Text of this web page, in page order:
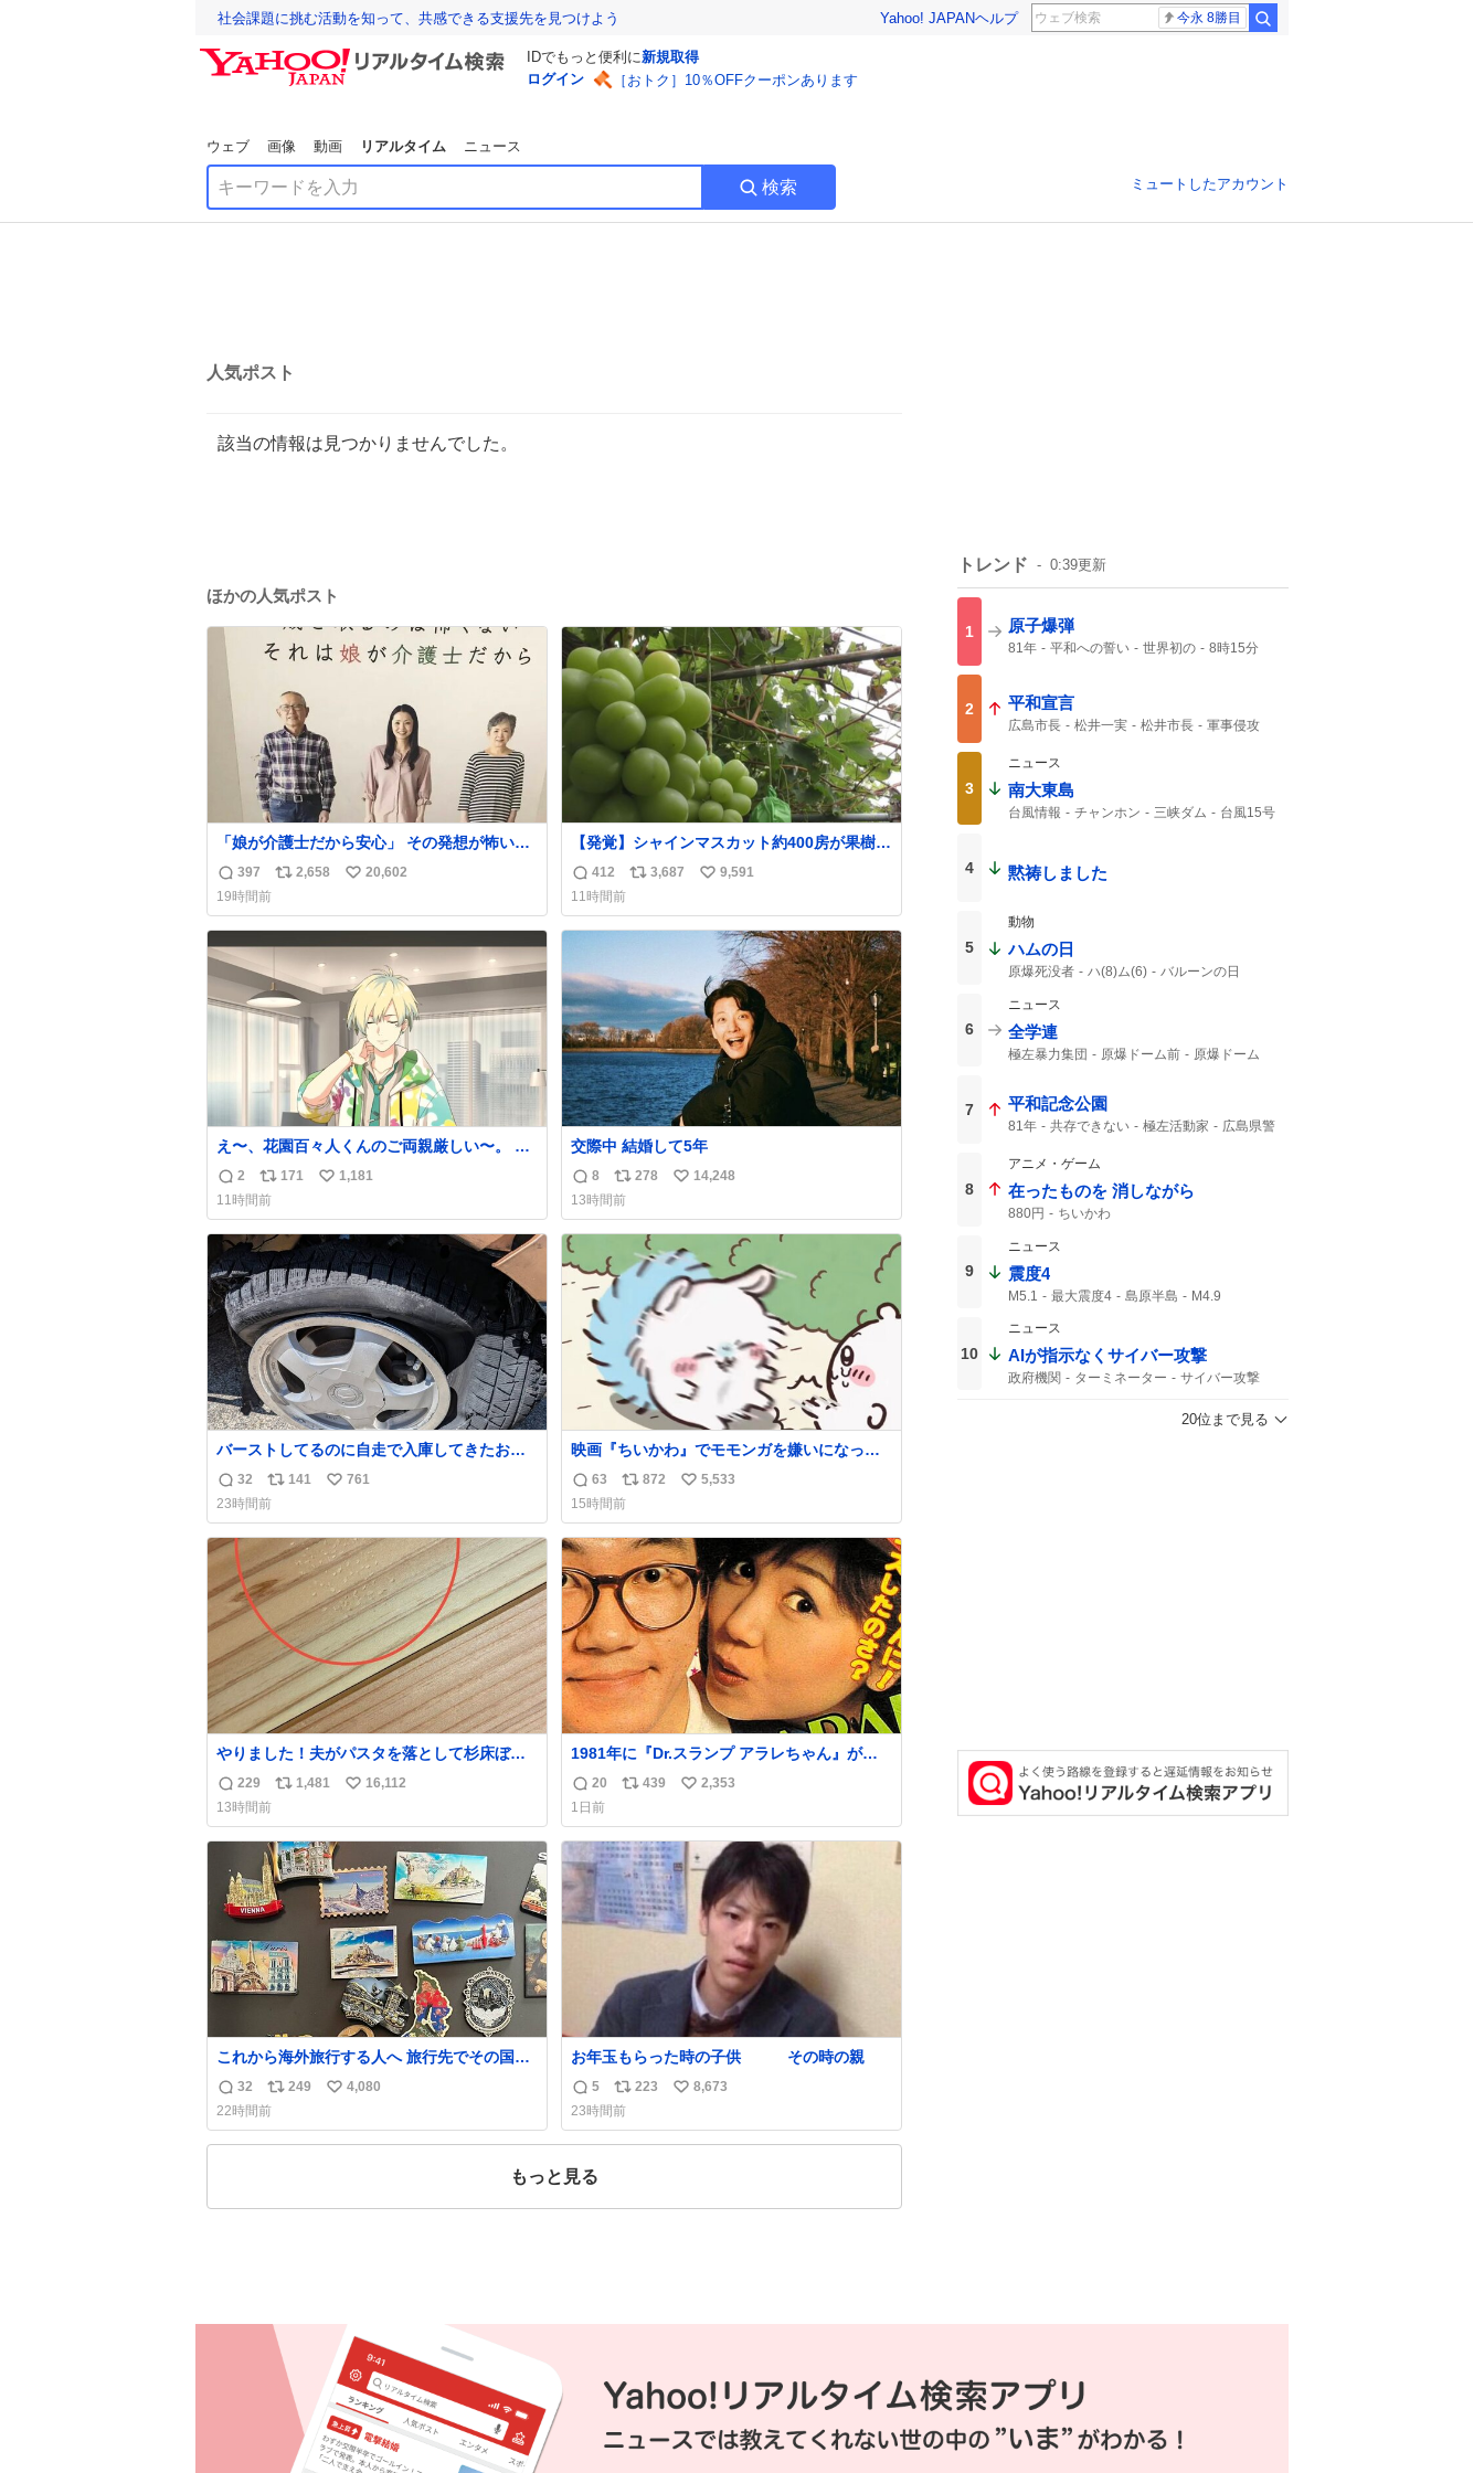
社会課題に挑む活動を知って、共感できる支援先を見つけよう Yahoo! JAPANヘルプ 今永 8勝目
IDでもっと便利に新規取得
ログイン
［おトク］10％OFFクーポンあります
ウェブ 画像 動画 リアルタイム ニュース
検索 ミュートしたアカウント
人気ポスト
該当の情報は見つかりませんでした。
ほかの人気ポスト
「娘が介護士だから安心」 その発想が怖い。
ちなみにこのポスターは、介護職の求人や転
職支援をしている会社のポスターらしい。
返
信
数
397
リ
ス
ト
数
2,658
い
ね
数
20,602
19時間前
【発覚】シャインマスカット約400房が果樹園
から盗まれる 栃木・佐野市
news.livedoor.com/article/detail… 被害に遭
った果樹園には防犯カメラなどはなく、シャ
インマスカットが盗まれた木には刃物などで
切られた跡が。市内で今年に入って同様の被
害は確認されておらず、警察はパトロールを
強化する。
返
信
数
412
リ
ス
3,687
い
ね
9,591
11時間前
え〜、花園百々人くんのご両親厳しい〜。 で
も9歳児の市原仁奈にここまで「構ってほし
い、構ってくれるの？」と寂しさを極限まで
煮詰めた台詞を何気ない日常会話で発言させ
てるご両親もだいぶ厳しいよ 双方弁護士を
雇わないか？
返
信
数
2
リ
ポ
ス
ト
数
171
い
ね
数
1,181
11時間前
交際中 結婚して5年
返
信
数
8
リ
ポ
ス
数
278
い
ね
数
14,248
13時間前
バーストしてるのに自走で入庫してきたお客
さん バーストしたならその場で動かないで助
け呼んで下さい😰 保険にロードサービス付い
てて金銭負担も無いんですから これで走る
と、壊さなくていい所まで壊しちゃいますか
ら 実際、外装ダメージ、ABSセンサ断線、ブ
レーキホースも傷入っちゃってます…
返
信
数
32
リ
ポ
ス
ト
数
141
い
ね
数
761
23時間前
映画『ちいかわ』でモモンガを嫌いになった
人へ それでも愛される理由と可能性 kai-
you.net/article/96186 『映画ちいかわ 人魚の
島のひみつ』を3回観て、原作も追っている筆
者が、モモンガの名誉回復を試みようとする
記事です。ちいかわ初心者向けです🖊
返
信
数
63
リ
ポ
ス
ト
数
872
い
ね
数
5,533
15時間前
やりました！夫がパスタを落として杉床ぼこ
ぼこしました！よかったーーー！ファースト
ぼこぼこ自分じゃなくて！これで第二波いつ
でもいけます！！！✌️いやーほっとした！ 杉
床を採用しようとしている方々へ忠告です。
杉床は乾燥パスタに負けます。豆腐くらいや
わやわです。
返
信
数
229
リ
ス
ト
数
1,481
い
ね
数
16,112
13時間前
1981年に『Dr.スランプ アラレちゃん』が放
映開始された直後の鳥山明さんと、小山茉美
さんです。
返
信
数
20
リ
ス
ト
数
439
い
ね
数
2,353
1日前
これから海外旅行する人へ 旅行先でその国や
都市を象徴する マグネットを買って欲しい。
僕は交換留学してた1年間で20カ国回ったけ
ど、旅行先で必ずマグネットを買い、今は家
の冷蔵庫に貼ってる。 交換留学が終わって1
返
信
数
32
リ
ポ
ス
249
い
ね
4,080
22時間前
お年玉もらった時の子供 その時の親
返
信
数
5
リ
ポ
ス
223
い
ね
8,673
23時間前
もっと見る
トレンド 0:39更新
1 原子爆弾
81年 平和への誓い 世界初の
8時15分
2 平和宣言
広島市長 松井一実 松井市長
軍事侵攻
武力行使
自分勝手な
3
ニュース
南大東島
台風情報 チャンホン 三峡ダム
台風15号
4 黙祷しました
5
動物
ハムの日
原爆死没者 ハ(8)ム(6)
バルーンの日
6
ニュース
全学連
極左暴力集団 原爆ドーム前
原爆ドーム
7 平和記念公園
81年 共存できない 極左活動家
広島県警
8
アニメ・ゲーム
在ったものを 消しながら
880円 ちいかわ
9
ニュース
震度4
M5.1 最大震度4 島原半島
M4.9
筑後地方
津波の心配はありません
震源の深さ
緊急地震速報
地震速報
鹿児島県
地震の規模
10
ニュース
AIが指示なくサイバー攻撃
政府機関 ターミネーター サイバー攻撃
20位まで見る